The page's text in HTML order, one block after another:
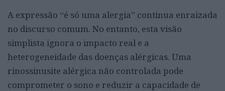
A expressão “é só uma alergia” continua enraizada
no discurso comum. No entanto, esta visão
simplista ignora o impacto real e a
heterogeneidade das doenças alérgicas. Uma
rinossinusite alérgica não controlada pode
comprometer o sono e reduzir a capacidade de